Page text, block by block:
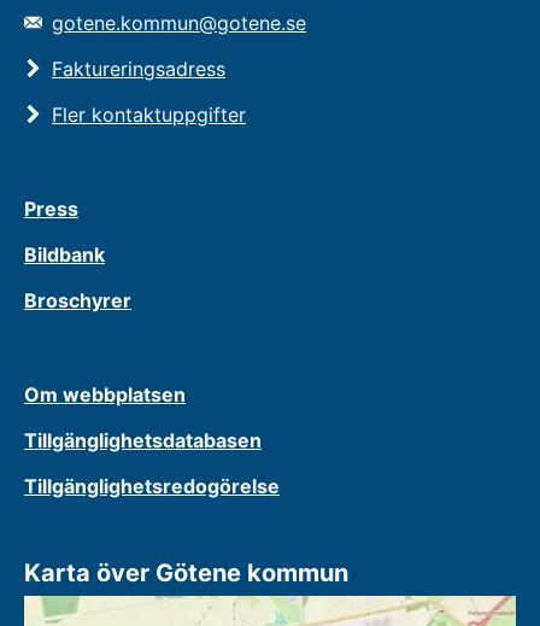
gotene.kommun@gotene.se
Faktureringsadress
Fler kontaktuppgifter
Press
Bildbank
Broschyrer
Om webbplatsen
Tillgänglighetsdatabasen
Tillgänglighetsredogörelse
Karta över Götene kommun